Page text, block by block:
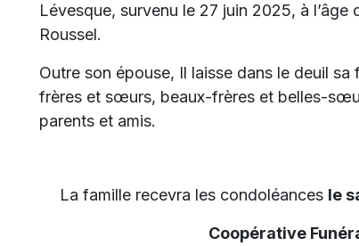
Lévesque, survenu le 27 juin 2025, à
Roussel.
Outre son épouse, Il laisse dans le deuil
frères et sœurs, beaux-frères et belles-
parents et amis.
La famille recevra les condoléances le
Coopérative